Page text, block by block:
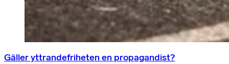
Gäller yttrandefriheten en propagandist?